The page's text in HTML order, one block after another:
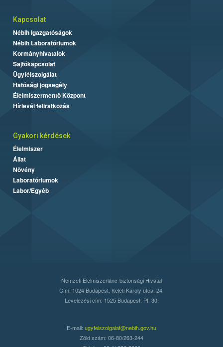
Kapcsolat
Nébih Igazgatóságok
Nébih Laboratóriumok
Kormányhivatalok
Sajtókapcsolat
Ügyfélszolgálat
Hatósági jogsegély
Élelmiszermentő Központ
Hírlevél feliratkozás
Gyakori kérdések
Élelmiszer
Állat
Növény
Laboratóriumok
Labor/Egyéb
Nemzeti Élelmiszerlánc-biztonsági Hivatal
Cím: 1024 Budapest, Keleti Károly utca. 24.
Levelezési cím: 1525 Budapest. Pf. 30.
E-mail: ugyfelszolgalat@nebih.gov.hu
Zöld szám: 06-80/263-244